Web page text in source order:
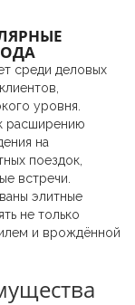
среди деловых
уровня.
расширению
на
поездок,
встречи.
элитные
не только
и врождённой